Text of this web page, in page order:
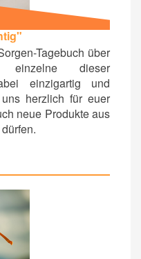
Tagebuch über
dieser
einzigartig und
herzlich für euer
neue Produkte aus